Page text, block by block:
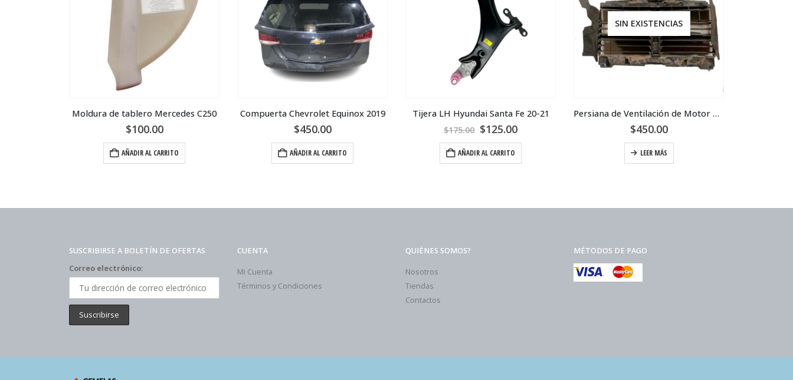
Moldura de tablero Mercedes C250
$100.00
AÑADIR AL CARRITO
Compuerta Chevrolet Equinox 2019
$450.00
AÑADIR AL CARRITO
Tijera LH Hyundai Santa Fe 20-21
$175.00 $125.00
AÑADIR AL CARRITO
SIN EXISTENCIAS
Persiana de Ventilación de Motor Dodge RAM 2016
$450.00
LEER MÁS
SUSCRIBIRSE A BOLETÍN DE OFERTAS
Correo electrónico:
CUENTA
Mi Cuenta
Términos y Condiciones
QUIÉNES SOMOS?
Nosotros
Tiendas
Contactos
MÉTODOS DE PAGO